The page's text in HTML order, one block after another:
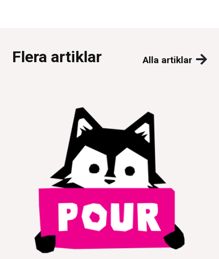
Flera artiklar Alla artiklar